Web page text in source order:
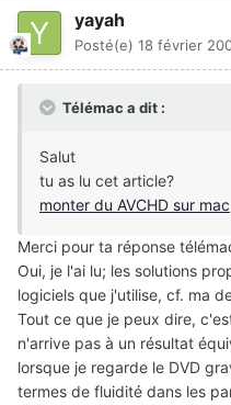
yayah
Posté(e) 18 février
Télémac a dit :
Salut
tu as lu cet article?
monter du AVCHD sur mac
Merci pour ta réponse
Oui, je l'ai lu; les solutions
logiciels que j'utilise, cf. ma
Tout ce que je peux dire,
n'arrive pas à un résultat
lorsque je regarde le DVD
termes de fluidité dans les